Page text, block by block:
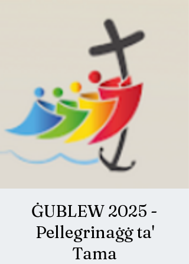
ĠUBLEW 2025 -
Pellegrinaġġ ta'
Tama